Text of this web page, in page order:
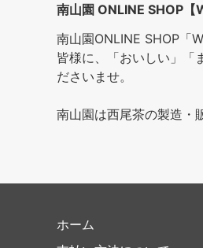
南山園 ONLINE SHOP【
南山園ONLINE SHOP「
皆様に、「おいしい」「
ださいませ。
南山園は西尾茶の製造・
ホーム